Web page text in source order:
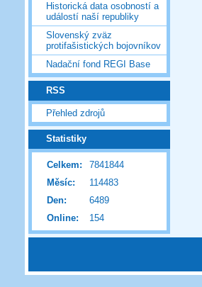
Historická data osobností a
událostí naší republiky
Slovenský zväz
protifašistických bojovníkov
Nadační fond REGI Base
RSS
Přehled zdrojů
Statistiky
Online: 154
Celkem:
7841844
Měsíc:
114483
Den:
6489